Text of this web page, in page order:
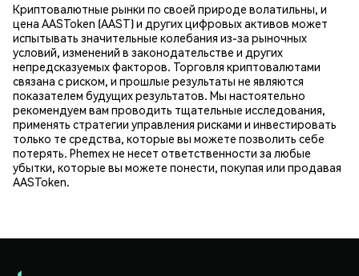
Криптовалютные рынки по своей природе волатильны, и
цена AASToken (AAST) и других цифровых активов может
испытывать значительные колебания из-за рыночных
условий, изменений в законодательстве и других
непредсказуемых факторов. Торговля криптовалютами
связана с риском, и прошлые результаты не являются
показателем будущих результатов. Мы настоятельно
рекомендуем вам проводить тщательные исследования,
применять стратегии управления рисками и инвестировать
только те средства, которые вы можете позволить себе
потерять. Phemex не несет ответственности за любые
убытки, которые вы можете понести, покупая или продавая
AASToken.